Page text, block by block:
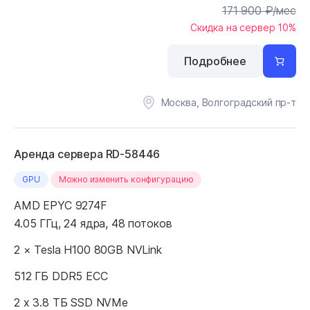
171 900₽/мес
Скидка на сервер 10%
Москва, Волгоградский пр-т
Подробнее
Аренда сервера RD-58446
GPU Можно изменить конфигурацию
AMD EPYC 9274F
4.05 ГГц, 24 ядра, 48 потоков
2 × Tesla H100 80GB NVLink
512 ГБ DDR5 ECC
2 x 3.8 ТБ SSD NVMe